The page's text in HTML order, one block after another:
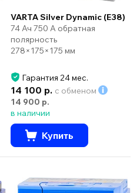
VARTA Silver Dynamic (E38)
74 Ач 750 А обратная
полярность
278×175×175 мм
Гарантия 24 мес.
14 100 р. с обменом
14 900 р.
в наличии
Купить